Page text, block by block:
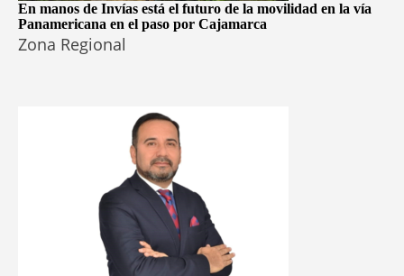
En manos de Invías está el futuro de la movilidad en la vía
Panamericana en el paso por Cajamarca
Zona Regional